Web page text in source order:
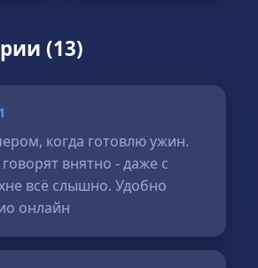
(13)
когда готовлю ужин.
внятно - даже с
всё слышно. Удобно
онлайн